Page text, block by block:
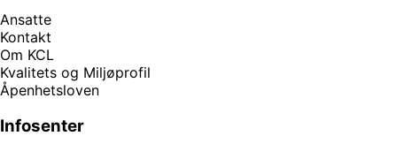
Ansatte
Kontakt
Om KCL
Kvalitets og Miljøprofil
Åpenhetsloven
Infosenter